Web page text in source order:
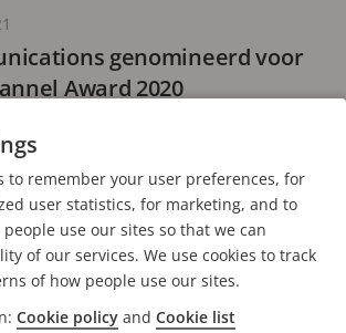
genomineerd voor
Award 2020
to remember your user preferences, for
user statistics, for marketing, and to
use our sites so that we can
of our services. We use cookies to track
of how people use our sites.
Cookie policy and Cookie list